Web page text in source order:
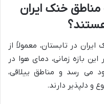
خنک ایران
در تابستان، معمولاً از
بازه زمانی، دمای هوا در
می رسد و مناطق ییلاقی،
و دلپذیر دارند.